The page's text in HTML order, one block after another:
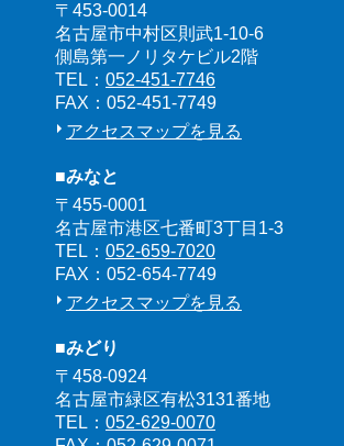
〒453-0014
名古屋市中村区則武1-10-6
側島第一ノリタケビル2階
TEL： 052-451-7746
FAX：052-451-7749
アクセスマップを見る
■みなと
〒455-0001
名古屋市港区七番町3丁目1-3
TEL： 052-659-7020
FAX：052-654-7749
アクセスマップを見る
■みどり
〒458-0924
名古屋市緑区有松3131番地
TEL： 052-629-0070